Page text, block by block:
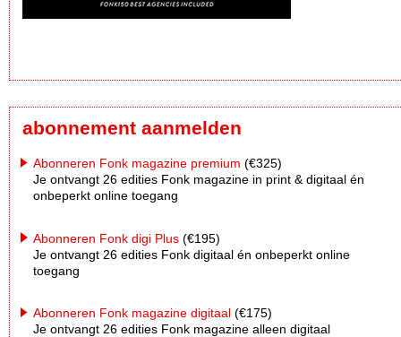
abonnement aanmelden
Abonneren Fonk magazine premium (€325)
Je ontvangt 26 edities Fonk magazine in print & digitaal én
onbeperkt online toegang
Abonneren Fonk digi Plus (€195)
Je ontvangt 26 edities Fonk digitaal én onbeperkt online
toegang
Abonneren Fonk magazine digitaal (€175)
Je ontvangt 26 edities Fonk magazine alleen digitaal